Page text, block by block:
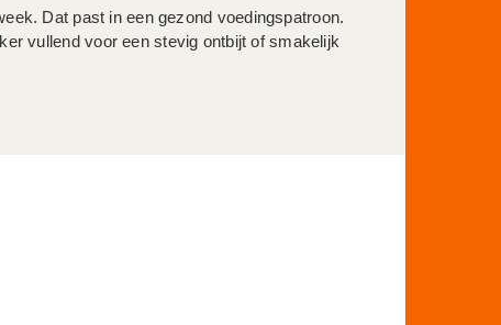
Dat past in een gezond voedingspatroon.
vullend voor een stevig ontbijt of smakelijk